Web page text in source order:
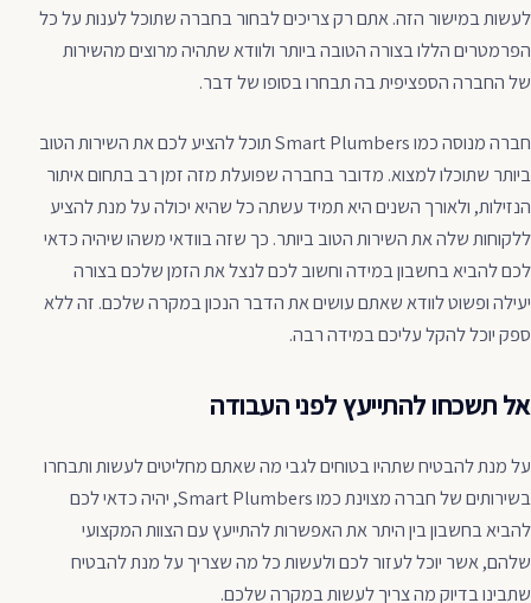
לעשות במישור הזה. אתם רק צריכים לבחור בחברה שתוכל לענות על כל
הפרמטרים הללו בצורה הטובה ביותר ולוודא שתהיה מרוצים מהשירות
של החברה הספציפית בה תבחרו בסופו של דבר.
חברה מנוסה כמו Smart Plumbers תוכל להציע לכם את השירות הטוב
ביותר שתוכלו למצוא. מדובר בחברה שפועלת מזה זמן רב בתחום איתור
הנזילות, ולאורך השנים היא תמיד עשתה כל שהיא יכולה על מנת להציע
ללקוחות שלה את השירות הטוב ביותר. כך שזה בוודאי משהו שיהיה כדאי
לכם להביא בחשבון במידה וחשוב לכם לנצל את הזמן שלכם בצורה
יעילה ופשוט לוודא שאתם עושים את הדבר הנכון במקרה שלכם. זה ללא
ספק יוכל להקל עליכם במידה רבה.
אל תשכחו להתייעץ לפני העבודה
על מנת להבטיח שתהיו בטוחים לגבי מה שאתם מחליטים לעשות ותבחרו
בשירותים של חברה מצוינת כמו Smart Plumbers, יהיה כדאי לכם
להביא בחשבון בין היתר את האפשרות להתייעץ עם הצוות המקצועי
שלהם, אשר יוכל לעזור לכם ולעשות כל מה שצריך על מנת להבטיח
שתבינו בדיוק מה צריך לעשות במקרה שלכם.